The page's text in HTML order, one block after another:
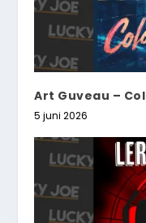
Art Guveau –
5 juni 2026